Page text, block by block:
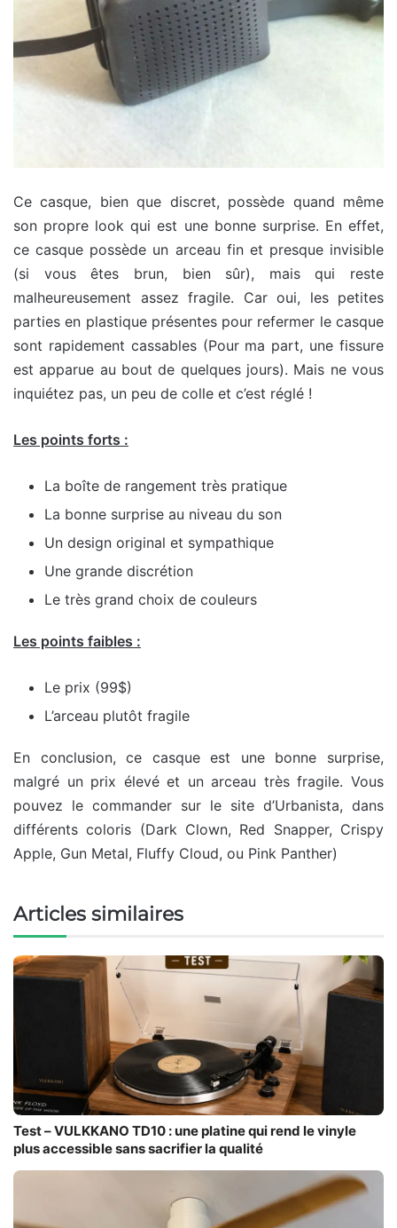
Ce casque, bien que discret, possède quand même
son propre look qui est une bonne surprise. En effet,
ce casque possède un arceau fin et presque invisible
(si vous êtes brun, bien sûr), mais qui reste
malheureusement assez fragile. Car oui, les petites
parties en plastique présentes pour refermer le casque
sont rapidement cassables (Pour ma part, une fissure
est apparue au bout de quelques jours). Mais ne vous
inquiétez pas, un peu de colle et c’est réglé !
Les points forts :
La boîte de rangement très pratique
La bonne surprise au niveau du son
Un design original et sympathique
Une grande discrétion
Le très grand choix de couleurs
Les points faibles :
Le prix (99$)
L’arceau plutôt fragile
En conclusion, ce casque est une bonne surprise,
malgré un prix élevé et un arceau très fragile. Vous
pouvez le commander sur le site d’Urbanista, dans
différents coloris (Dark Clown, Red Snapper, Crispy
Apple, Gun Metal, Fluffy Cloud, ou Pink Panther)
Articles similaires
Test – VULKKANO TD10 : une platine qui rend le vinyle
plus accessible sans sacrifier la qualité